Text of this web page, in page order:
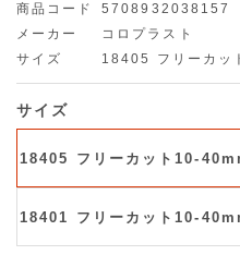
商品コード
5708932038157
メーカー
コロプラスト
サイズ
18405 フリーカッ
サイズ
18405 フリーカット10-
18401 フリーカット10-